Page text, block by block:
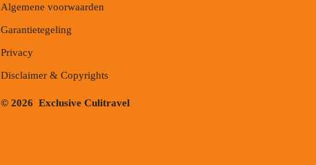
Algemene voorwaarden
Garantietegeling
Privacy
Disclaimer & Copyrights
© 2026 Exclusive Culitravel